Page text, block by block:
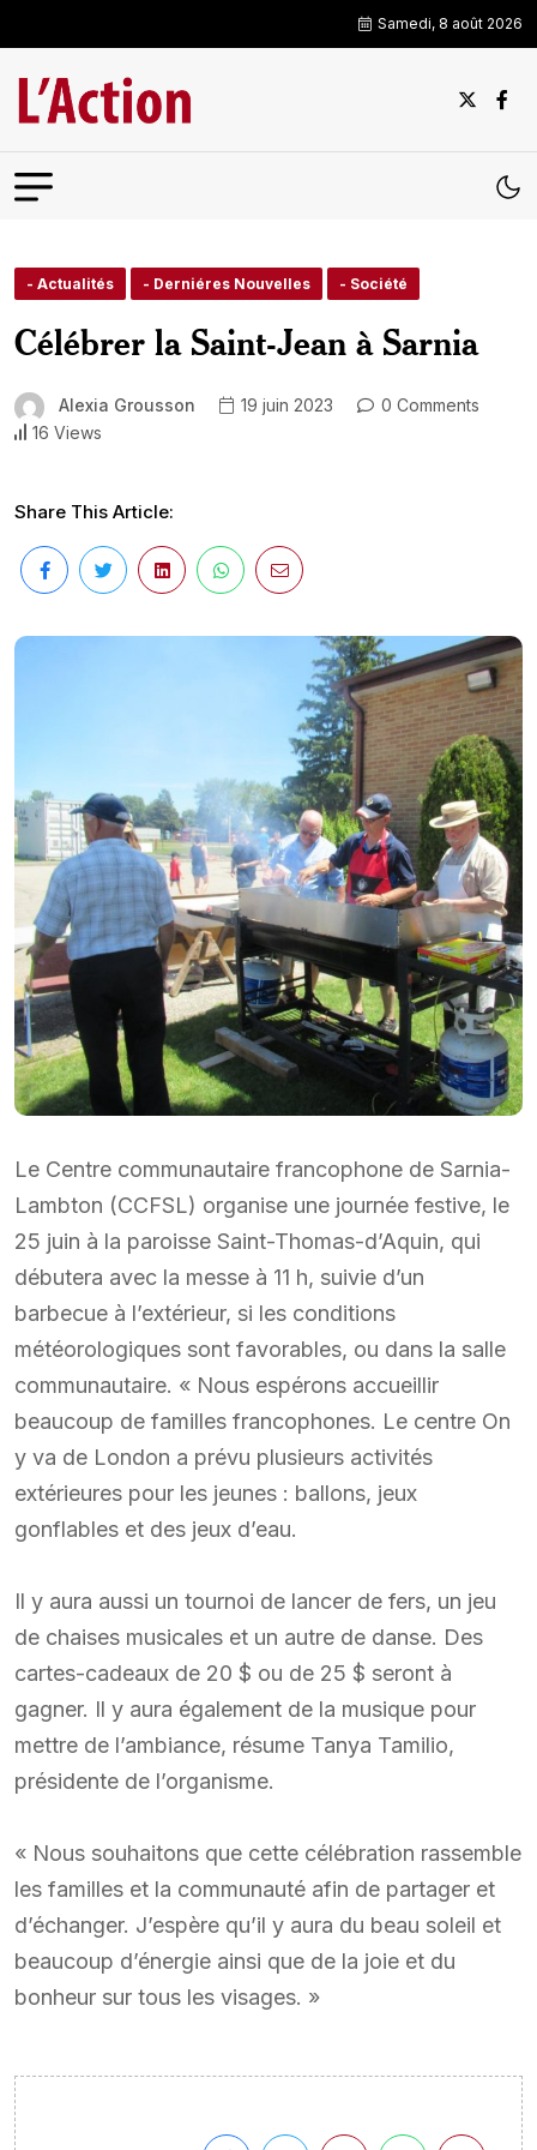
Samedi, 8 août 2026
- Actualités - Derniéres Nouvelles - Société
Célébrer la Saint-Jean à Sarnia
Alexia Grousson 19 juin 2023
0 Comments
16 Views
Share This Article:
Le Centre communautaire francophone de Sarnia-
Lambton (CCFSL) organise une journée festive, le
25 juin à la paroisse Saint-Thomas-d’Aquin, qui
débutera avec la messe à 11 h, suivie d’un
barbecue à l’extérieur, si les conditions
météorologiques sont favorables, ou dans la salle
communautaire. « Nous espérons accueillir
beaucoup de familles francophones. Le centre On
y va de London a prévu plusieurs activités
extérieures pour les jeunes : ballons, jeux
gonflables et des jeux d’eau.
Il y aura aussi un tournoi de lancer de fers, un jeu
de chaises musicales et un autre de danse. Des
cartes-cadeaux de 20 $ ou de 25 $ seront à
gagner. Il y aura également de la musique pour
mettre de l’ambiance, résume Tanya Tamilio,
présidente de l’organisme.
« Nous souhaitons que cette célébration rassemble
les familles et la communauté afin de partager et
d’échanger. J’espère qu’il y aura du beau soleil et
beaucoup d’énergie ainsi que de la joie et du
bonheur sur tous les visages. »